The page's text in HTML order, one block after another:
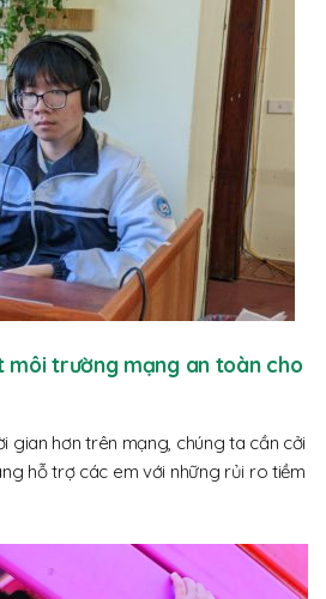
môi trường mạng an toàn cho
gian hơn trên mạng, chúng ta cần cởi
hỗ trợ các em với những rủi ro tiềm